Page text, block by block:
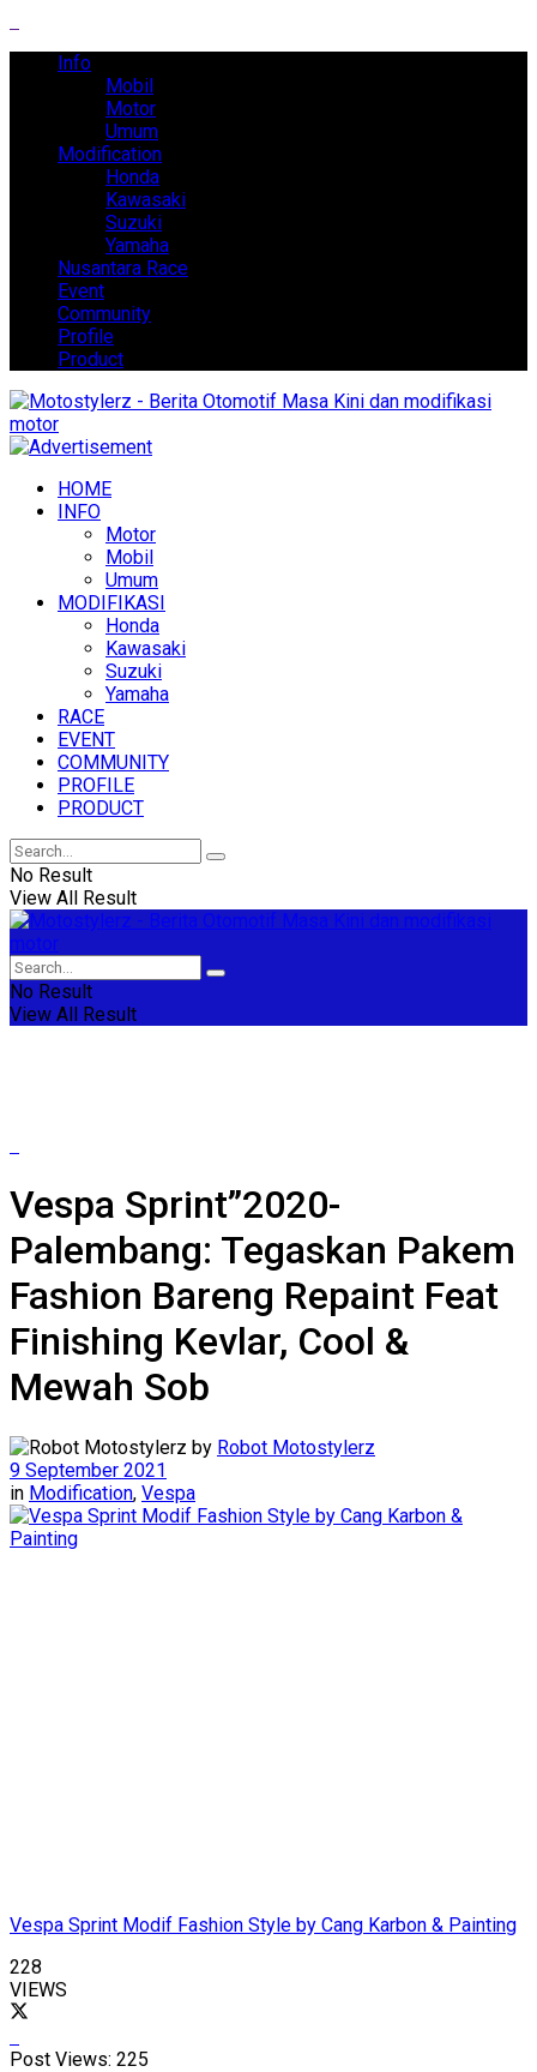
Info
Mobil
Motor
Umum
Modification
Honda
Kawasaki
Suzuki
Yamaha
Nusantara Race
Event
Community
Profile
Product
HOME
INFO
Motor
Mobil
Umum
MODIFIKASI
Honda
Kawasaki
Suzuki
Yamaha
RACE
EVENT
COMMUNITY
PROFILE
PRODUCT
No Result
View All Result
No Result
View All Result
Vespa Sprint”2020-
Palembang: Tegaskan Pakem
Fashion Bareng Repaint Feat
Finishing Kevlar, Cool &
Mewah Sob
by Robot Motostylerz
9 September 2021
in Modification, Vespa
Vespa Sprint Modif Fashion Style by Cang Karbon & Painting
228
VIEWS
Post Views: 225